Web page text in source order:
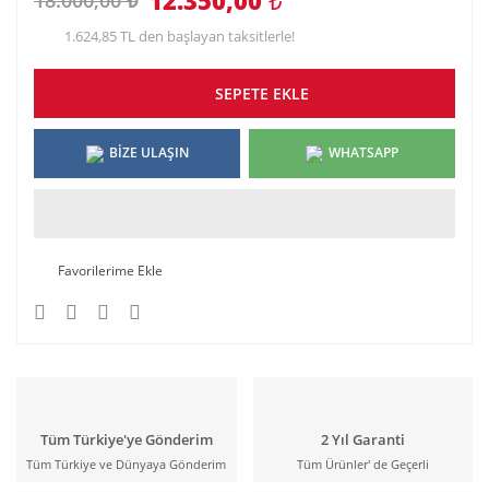
1.624,85 TL den başlayan taksitlerle!
SEPETE EKLE
BİZE ULAŞIN WHATSAPP
Tüm Türkiye'ye Gönderim
Tüm Türkiye ve Dünyaya Gönderim
2 Yıl Garanti
Tüm Ürünler' de Geçerli